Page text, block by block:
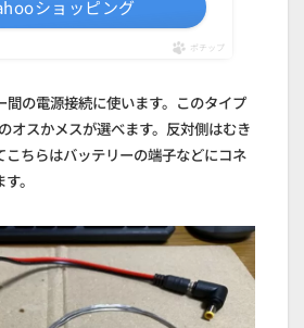
ショッピング
ポチップ
間の電源接続に使います。このタイプ
オスかメスが選べます。反対側はむき
こちらはバッテリーの端子などにコネ
。